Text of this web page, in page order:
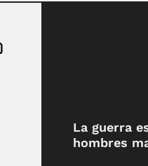
La guerra
hombres